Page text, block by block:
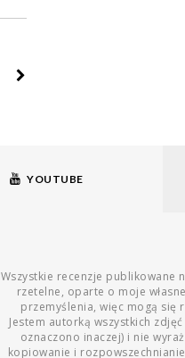
YOUTUBE
Wszystkie recenzje publikowane
rzetelne, oparte o moje
przemyślenia, więc mogą się
Jestem autorką wszystkich
oznaczono inaczej) i nie
kopiowanie i